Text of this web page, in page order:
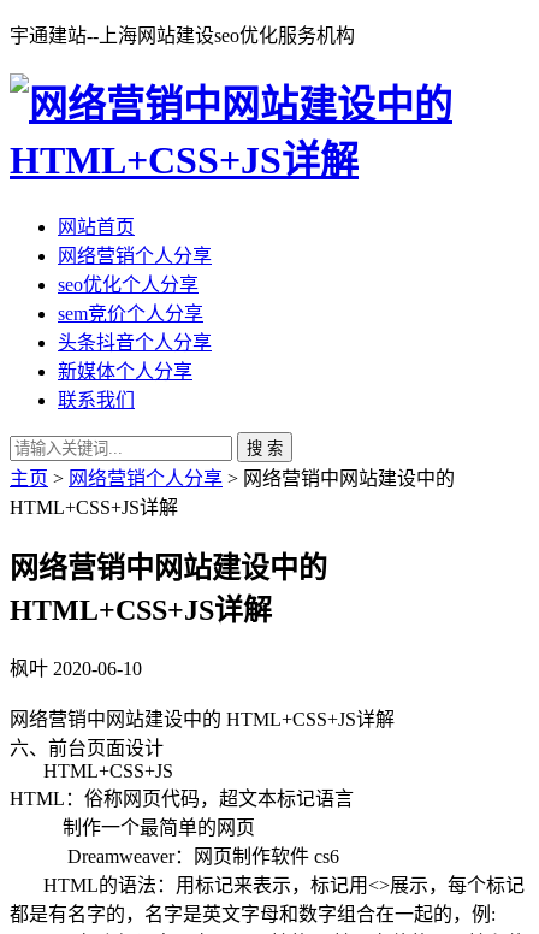
宇通建站--上海网站建设seo优化服务机构
网站首页
网络营销个人分享
seo优化个人分享
sem竞价个人分享
头条抖音个人分享
新媒体个人分享
联系我们
搜 索
主页 > 网络营销个人分享 > 网络营销中网站建设中的
HTML+CSS+JS详解
网络营销中网站建设中的
HTML+CSS+JS详解
枫叶 2020-06-10
网络营销中网站建设中的 HTML+CSS+JS详解
六、前台页面设计
HTML+CSS+JS
HTML：俗称网页代码，超文本标记语言
制作一个最简单的网页
Dreamweaver：网页制作软件 cs6
HTML的语法：用标记来表示，标记用<>展示，每个标记
都是有名字的，名字是英文字母和数字组合在一起的，例: